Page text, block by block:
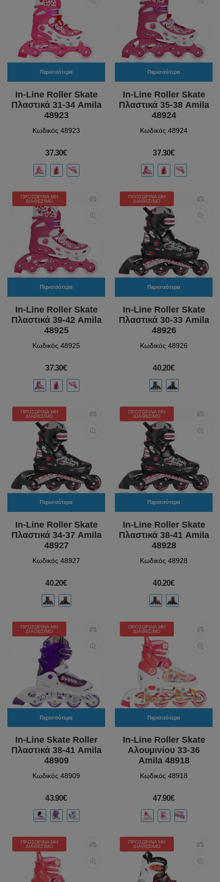
Περισσότερα
In-Line Roller Skate
Πλαστικά 31-34 Amila
48923
Κωδικός 48923
37.30€
Περισσότερα
In-Line Roller Skate
Πλαστικά 35-38 Amila
48924
Κωδικός 48924
37.30€
ΠΡΟΣΩΡΙΝΆ ΜΗ
ΔΙΑΘΈΣΙΜΟ
Περισσότερα
In-Line Roller Skate
Πλαστικά 39-42 Amila
48925
Κωδικός 48925
37.30€
ΠΡΟΣΩΡΙΝΆ ΜΗ
ΔΙΑΘΈΣΙΜΟ
Περισσότερα
In-Line Roller Skate
Πλαστικά 30-33 Amila
48926
Κωδικός 48926
40.20€
ΠΡΟΣΩΡΙΝΆ ΜΗ
ΔΙΑΘΈΣΙΜΟ
Περισσότερα
In-Line Roller Skate
Πλαστικά 34-37 Amila
48927
Κωδικός 48927
40.20€
ΠΡΟΣΩΡΙΝΆ ΜΗ
ΔΙΑΘΈΣΙΜΟ
Περισσότερα
In-Line Roller Skate
Πλαστικά 38-41 Amila
48928
Κωδικός 48928
40.20€
ΠΡΟΣΩΡΙΝΆ ΜΗ
ΔΙΑΘΈΣΙΜΟ
Περισσότερα
In-Line Skate Roller
Πλαστικά 38-41 Amila
48909
Κωδικός 48909
43.90€
ΠΡΟΣΩΡΙΝΆ ΜΗ
ΔΙΑΘΈΣΙΜΟ
Περισσότερα
In-Line Roller Skate
Αλουμινίου 33-36
Amila 48918
Κωδικός 48918
47.90€
ΠΡΟΣΩΡΙΝΆ ΜΗ
ΔΙΑΘΈΣΙΜΟ
ΠΡΟΣΩΡΙΝΆ ΜΗ
ΔΙΑΘΈΣΙΜΟ